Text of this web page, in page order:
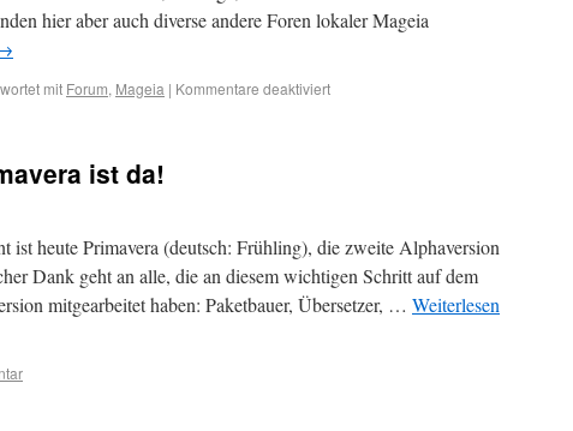
hier aber auch diverse andere Foren lokaler Mageia
mit Forum, Mageia | Kommentare deaktiviert
ist da!
ist heute Primavera (deutsch: Frühling), die zweite Alphaversion
Dank geht an alle, die an diesem wichtigen Schritt auf dem
mitgearbeitet haben: Paketbauer, Übersetzer, … Weiterlesen